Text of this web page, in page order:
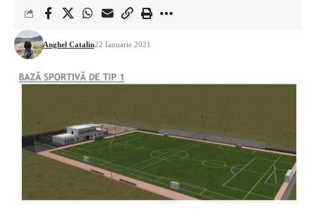
Anghel Catalin22 Ianuarie 2021